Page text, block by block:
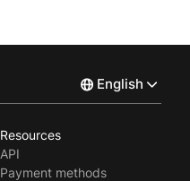
English
Svenska
Resources
API
Payment methods